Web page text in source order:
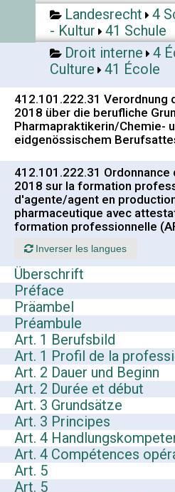
Landesrecht
4
- Kultur
41 Schule
Droit interne
4
Culture
41 École
412.101.222.31 Verordnung
2018 über die berufliche
Pharmapraktikerin/Chemie-
eidgenössischem
412.101.222.31 Ordonnance
2018 sur la formation
d'agente/agent en
pharmaceutique avec
formation professionnelle
Inverser les langues
Überschrift
Préface
Präambel
Préambule
Art. 1 Berufsbild
Art. 1 Profil de la
Art. 2 Dauer und Beginn
Art. 2 Durée et début
Art. 3 Grundsätze
Art. 3 Principes
Art. 4
Art. 4 Compétences
Art. 5
Art. 5